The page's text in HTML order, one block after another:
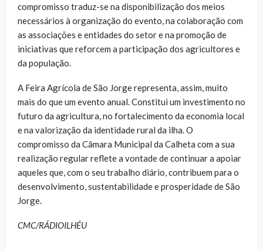
compromisso traduz-se na disponibilização dos meios
necessários à organização do evento, na colaboração com
as associações e entidades do setor e na promoção de
iniciativas que reforcem a participação dos agricultores e
da população.
A Feira Agrícola de São Jorge representa, assim, muito
mais do que um evento anual. Constitui um investimento no
futuro da agricultura, no fortalecimento da economia local
e na valorização da identidade rural da ilha. O
compromisso da Câmara Municipal da Calheta com a sua
realização regular reflete a vontade de continuar a apoiar
aqueles que, com o seu trabalho diário, contribuem para o
desenvolvimento, sustentabilidade e prosperidade de São
Jorge.
CMC/RÁDIOILHÉU